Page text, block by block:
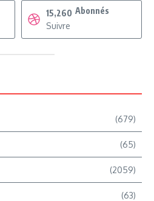
15,260 Abonnés
Suivre
(679)
(65)
(2059)
(63)